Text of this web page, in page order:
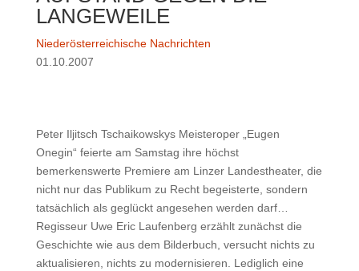
LANGEWEILE
Niederösterreichische Nachrichten
01.10.2007
Peter Iljitsch Tschaikowskys Meisteroper „Eugen
Onegin“ feierte am Samstag ihre höchst
bemerkenswerte Premiere am Linzer Landestheater, die
nicht nur das Publikum zu Recht begeisterte, sondern
tatsächlich als geglückt angesehen werden darf…
Regisseur Uwe Eric Laufenberg erzählt zunächst die
Geschichte wie aus dem Bilderbuch, versucht nichts zu
aktualisieren, nichts zu modernisieren. Lediglich eine